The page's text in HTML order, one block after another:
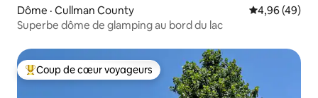
Dôme · Cullman County Note
4,96 (49)
Superbe dôme de glamping au bord du lac
Coup de cœur voyageurs parmi les plus aimés
Coup de cœur voyageurs